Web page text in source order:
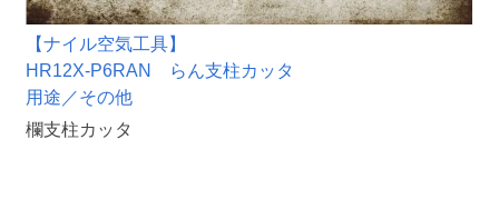
【ナイル空気工具】
HR12X-P6RAN らん支柱カッタ
用途／その他
欄支柱カッタ